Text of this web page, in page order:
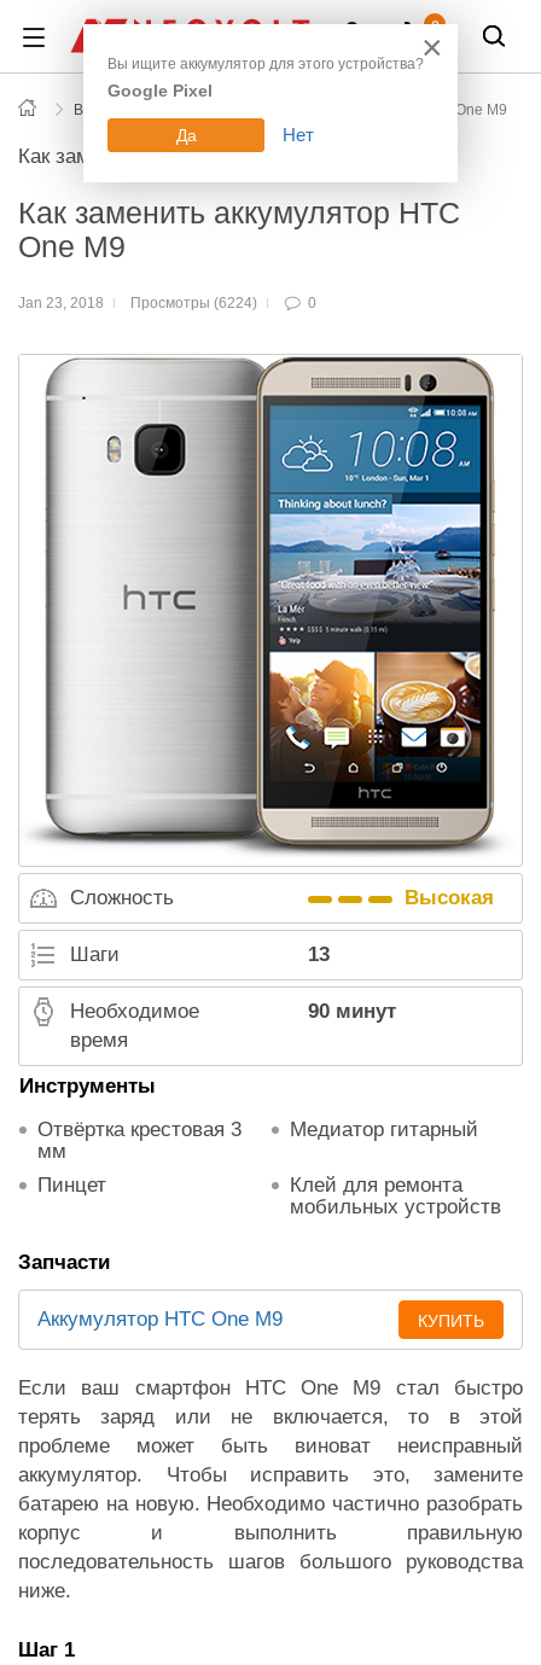
0
Все новости блога Как заменить аккумулятор HTC One M9
Как заменить
Как заменить аккумулятор HTC
One M9
Jan 23, 2018 Просмотры (6224) 0
Сложность Высокая
Шаги 13
Необходимое
время
90 минут
Инструменты
Отвёртка крестовая 3
мм
Медиатор гитарный
Пинцет
Клей для ремонта
мобильных устройств
Запчасти
Аккумулятор HTC One M9 КУПИТЬ
Если ваш смартфон HTC One M9 стал быстро
терять заряд или не включается, то в этой
проблеме может быть виноват неисправный
аккумулятор. Чтобы исправить это, замените
батарею на новую. Необходимо частично разобрать
корпус и выполнить правильную
последовательность шагов большого руководства
ниже.
Шаг 1
×
Вы ищите аккумулятор для этого устройства?
Google Pixel
Да Нет